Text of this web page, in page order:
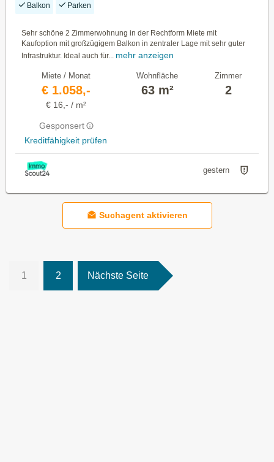
Balkon Parken
Sehr schöne 2 Zimmerwohnung in der Rechtform Miete mit
Kaufoption mit großzügigem Balkon in zentraler Lage mit sehr guter
Infrastruktur. Ideal auch für...
mehr anzeigen
Miete / Monat
€ 1.058,-
€ 16,- / m²
Gesponsert
Kreditfähigkeit prüfen
Wohnfläche
63 m²
Zimmer
2
gestern
Suchagent aktivieren
1 2 Nächste Seite